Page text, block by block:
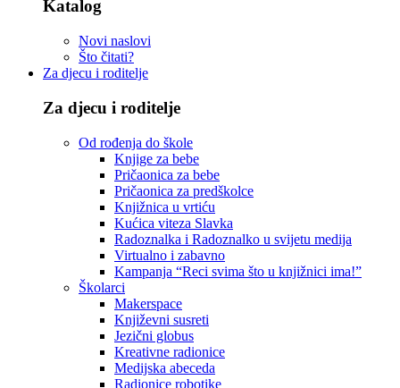
Katalog
Novi naslovi
Što čitati?
Za djecu i roditelje
Za djecu i roditelje
Od rođenja do škole
Knjige za bebe
Pričaonica za bebe
Pričaonica za predškolce
Knjižnica u vrtiću
Kućica viteza Slavka
Radoznalka i Radoznalko u svijetu medija
Virtualno i zabavno
Kampanja “Reci svima što u knjižnici ima!”
Školarci
Makerspace
Književni susreti
Jezični globus
Kreativne radionice
Medijska abeceda
Radionice robotike